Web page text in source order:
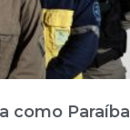
como Paraíba